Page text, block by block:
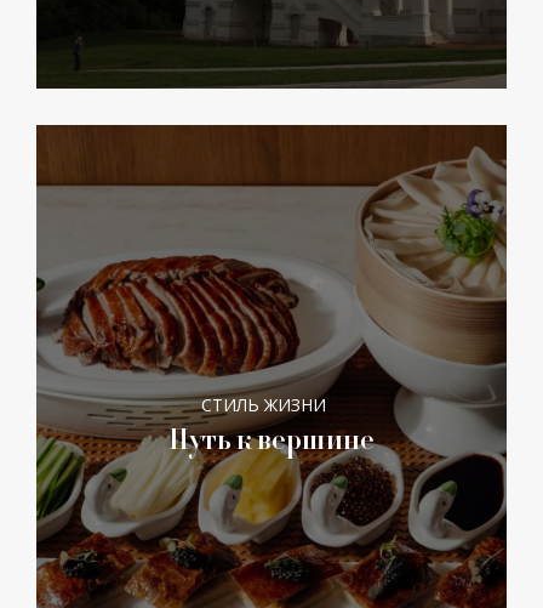
СТИЛЬ ЖИЗНИ
Путь к вершине